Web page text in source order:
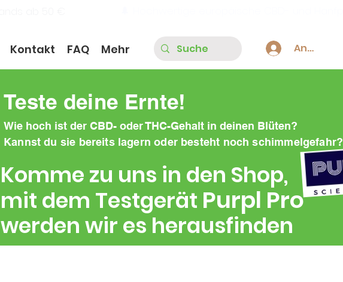
Kontakt FAQ Mehr Anmelden
Teste deine Ernte!
Wie hoch ist der CBD- oder THC-Gehalt in deinen Blüten?
Kannst du sie bereits lagern oder besteht noch schimmelgefahr?
Komme zu uns in den Shop,
mit dem Testgerät Purpl Pro
werden wir es herausfinden